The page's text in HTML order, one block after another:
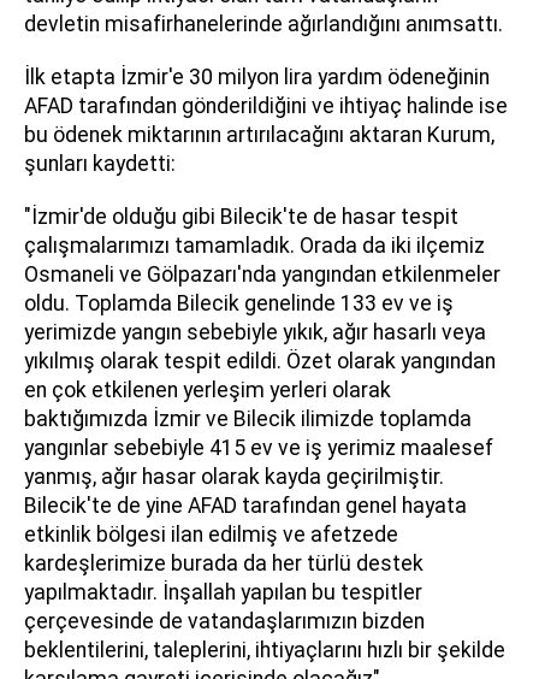
devletin misafirhanelerinde ağırlandığını anımsattı.
İlk etapta İzmir'e 30 milyon lira yardım ödeneğinin
AFAD tarafından gönderildiğini ve ihtiyaç halinde ise
bu ödenek miktarının artırılacağını aktaran Kurum,
şunları kaydetti:
"İzmir'de olduğu gibi Bilecik'te de hasar tespit
çalışmalarımızı tamamladık. Orada da iki ilçemiz
Osmaneli ve Gölpazarı'nda yangından etkilenmeler
oldu. Toplamda Bilecik genelinde 133 ev ve iş
yerimizde yangın sebebiyle yıkık, ağır hasarlı veya
yıkılmış olarak tespit edildi. Özet olarak yangından
en çok etkilenen yerleşim yerleri olarak
baktığımızda İzmir ve Bilecik ilimizde toplamda
yangınlar sebebiyle 415 ev ve iş yerimiz maalesef
yanmış, ağır hasar olarak kayda geçirilmiştir.
Bilecik'te de yine AFAD tarafından genel hayata
etkinlik bölgesi ilan edilmiş ve afetzede
kardeşlerimize burada da her türlü destek
yapılmaktadır. İnşallah yapılan bu tespitler
çerçevesinde de vatandaşlarımızın bizden
beklentilerini, taleplerini, ihtiyaçlarını hızlı bir şekilde